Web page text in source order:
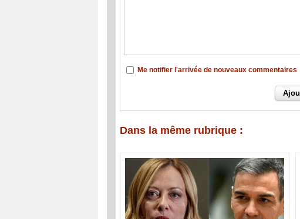
Me notifier l'arrivée de nouveaux commentaires
Dans la même rubrique :